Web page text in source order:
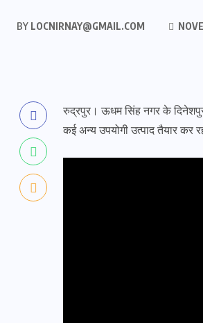
BY LOCNIRNAY@GMAIL.COM
रुद्रपुर। ऊधम सिंह नगर के दिनेशपुर
कई अन्य उपयोगी उत्पाद तैयार कर